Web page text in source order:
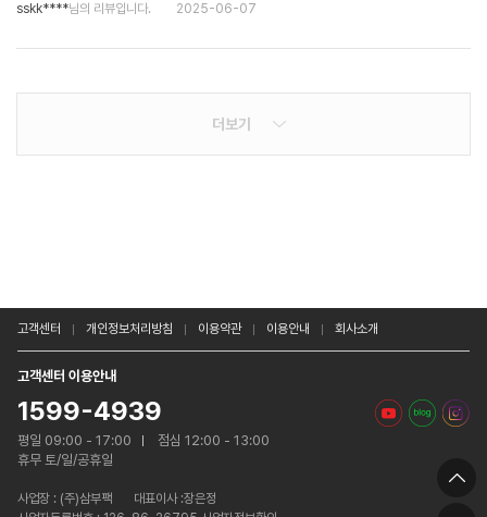
sskk****님의 리뷰입니다. 2025-06-07
더보기
고객센터 개인정보처리방침 이용약관 이용안내 회사소개
고객센터 이용안내
1599-4939
평일 09:00 - 17:00
점심 12:00 - 13:00
휴무 토/일/공휴일
사업장 : (주)삼부팩
대표이사 :장은정